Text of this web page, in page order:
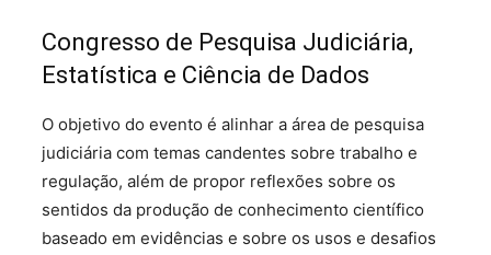
Congresso de Pesquisa Judiciária,
Estatística e Ciência de Dados
O objetivo do evento é alinhar a área de pesquisa
judiciária com temas candentes sobre trabalho e
regulação, além de propor reflexões sobre os
sentidos da produção de conhecimento científico
baseado em evidências e sobre os usos e desafios